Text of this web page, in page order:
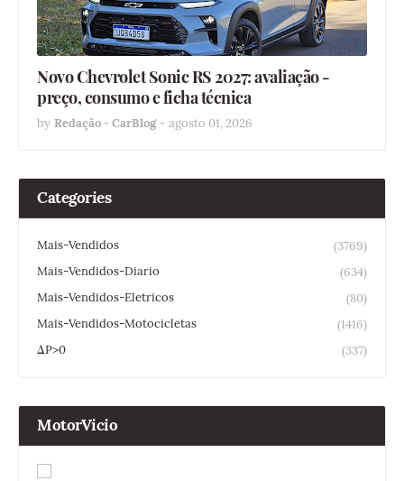
Novo Chevrolet Sonic RS 2027: avaliação -
preço, consumo e ficha técnica
by Redação - CarBlog - agosto 01, 2026
Categories
Mais-Vendidos
(3769)
Mais-Vendidos-Diario
(634)
Mais-Vendidos-Eletricos
(80)
Mais-Vendidos-Motocicletas
(1416)
ΔP>0
(337)
MotorVicio